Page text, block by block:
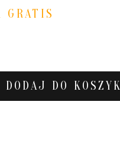
GRATIS
DODAJ DO